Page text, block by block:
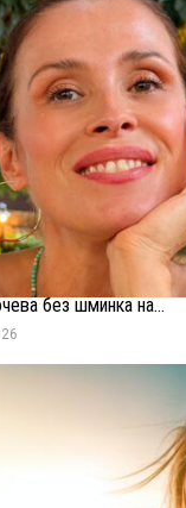
без шминка на...